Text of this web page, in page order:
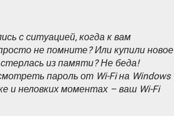
с ситуацией, когда к вам
не помните? Или купили новое
из памяти? Не беда!
пароль от Wi-Fi на Windows
и неловких моментах – ваш Wi-Fi